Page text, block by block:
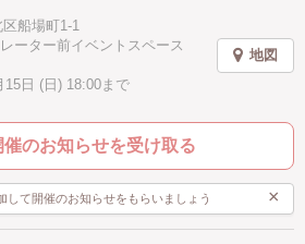
船場町1-1
ーター前イベントスペース
15日 (日) 18:00まで
地図
催のお知らせを受け取る
して開催のお知らせをもらいましょう ×